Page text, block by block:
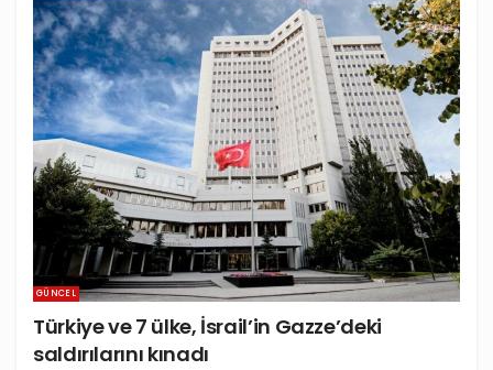
GÜNCEL
Türkiye ve 7 ülke, İsrail’in Gazze’deki
saldırılarını kınadı